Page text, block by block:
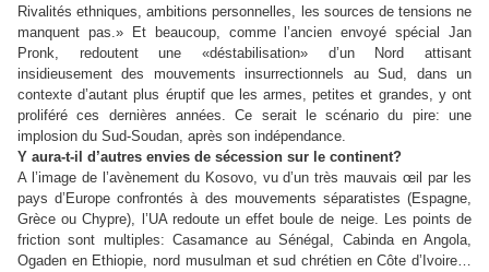
Rivalités ethniques, ambitions personnelles, les sources de tensions ne
manquent pas.» Et beaucoup, comme l’ancien envoyé spécial Jan
Pronk, redoutent une «déstabilisation» d’un Nord attisant
insidieusement des mouvements insurrectionnels au Sud, dans un
contexte d’autant plus éruptif que les armes, petites et grandes, y ont
proliféré ces dernières années. Ce serait le scénario du pire: une
implosion du Sud-Soudan, après son indépendance.
Y aura-t-il d’autres envies de sécession sur le continent?
A l’image de l’avènement du Kosovo, vu d’un très mauvais œil par les
pays d’Europe confrontés à des mouvements séparatistes (Espagne,
Grèce ou Chypre), l’UA redoute un effet boule de neige. Les points de
friction sont multiples: Casamance au Sénégal, Cabinda en Angola,
Ogaden en Ethiopie, nord musulman et sud chrétien en Côte d’Ivoire…